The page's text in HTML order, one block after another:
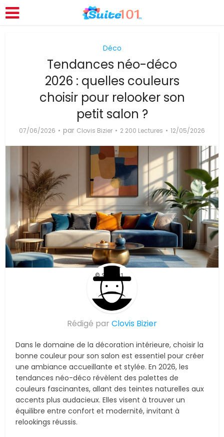
Déco
Tendances néo-déco
2026 : quelles couleurs
choisir pour relooker son
petit salon ?
07/06/2026 par Clovis Bizier 2 200 Lectures 12/05/2026
© Suite101
Rédigé par Clovis Bizier
Dans le domaine de la décoration intérieure, choisir la
bonne couleur pour son salon est essentiel pour créer
une ambiance accueillante et stylée. En 2026, les
tendances néo-déco révèlent des palettes de
couleurs fascinantes, allant des teintes naturelles aux
accents plus audacieux. Elles visent à trouver un
équilibre entre confort et modernité, invitant à
relookings réussis.